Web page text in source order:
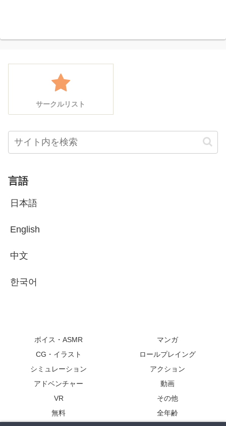
サークルリスト
言語
日本語
English
中文
한국어
ボイス・ASMR
マンガ
CG・イラスト
ロールプレイング
シミュレーション
アクション
アドベンチャー
動画
VR
その他
無料
全年齢